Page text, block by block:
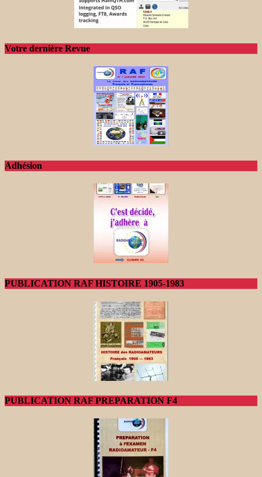
Votre dernière Revue
Adhésion
PUBLICATION RAF HISTOIRE 1905-1983
PUBLICATION RAF PREPARATION F4